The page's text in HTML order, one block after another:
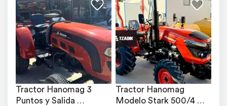
Tractor Hanomag 3
Puntos y Salida
Tractor Hanomag
Modelo Stark 500/4